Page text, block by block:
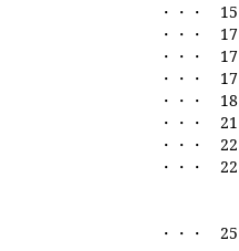
・・・ 15
の現状 ・・・ 17
トとは ・・・ 17
げ経緯 ・・・ 17
た物件 ・・・ 18
セス ・・・ 21
・・・ 22
プ ・・・ 22
加 ・・・ 25